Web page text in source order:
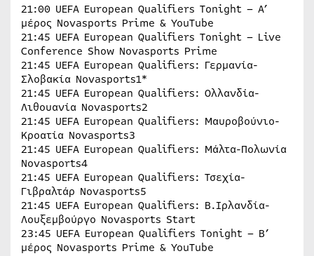
21:00 UEFA European Qualifiers Tonight – Α’
μέρος Novasports Prime & YouTube
21:45 UEFA European Qualifiers Tonight – Live
Conference Show Novasports Prime
21:45 UEFA European Qualifiers: Γερμανία-
Σλοβακία Novasports1*
21:45 UEFA European Qualifiers: Ολλανδία-
Λιθουανία Novasports2
21:45 UEFA European Qualifiers: Μαυροβούνιο-
Κροατία Novasports3
21:45 UEFA European Qualifiers: Μάλτα-Πολωνία
Novasports4
21:45 UEFA European Qualifiers: Τσεχία-
Γιβραλτάρ Novasports5
21:45 UEFA European Qualifiers: Β.Ιρλανδία-
Λουξεμβούργο Novasports Start
23:45 UEFA European Qualifiers Tonight – B’
μέρος Novasports Prime & YouTube